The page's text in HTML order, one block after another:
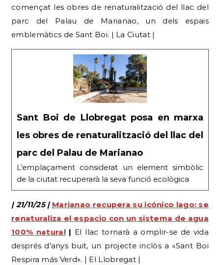
començat les obres de renaturalització del llac del
parc del Palau de Marianao, un dels espais
emblemàtics de Sant Boi. | La Ciutat |
Sant Boi de Llobregat posa en marxa
les obres de renaturalització del llac del
parc del Palau de Marianao
L’emplaçament considerat un element simbòlic
de la ciutat recuperarà la seva funció ecològica
| 21/11/25 | Marianao recupera su icónico lago: se
renaturaliza el espacio con un sistema de agua
100% natural| El llac tornarà a omplir-se de vida
després d’anys buit, un projecte inclòs a «Sant Boi
Respira más Verd». | El Llobregat |